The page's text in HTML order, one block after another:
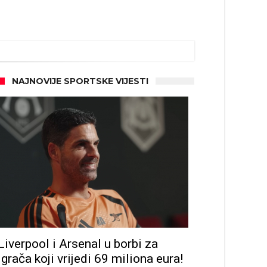
NAJNOVIJE SPORTSKE VIJESTI
i Arsenal u borbi za
koji vrijedi 69 miliona eura!